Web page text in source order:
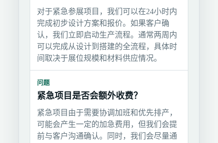
对于紧急参展项目，我们可以在24小时内
完成初步设计方案和报价。如果客户确
认，我们立即启动生产流程。通常两周内
可以完成从设计到搭建的全流程，具体时
间取决于展位规模和材料供应情况。
问题
紧急项目是否会额外收费？
紧急项目由于需要协调加班和优先排产，
可能会产生一定的加急费用，但我们会提
前与客户沟通确认。同时，我们会尽量通